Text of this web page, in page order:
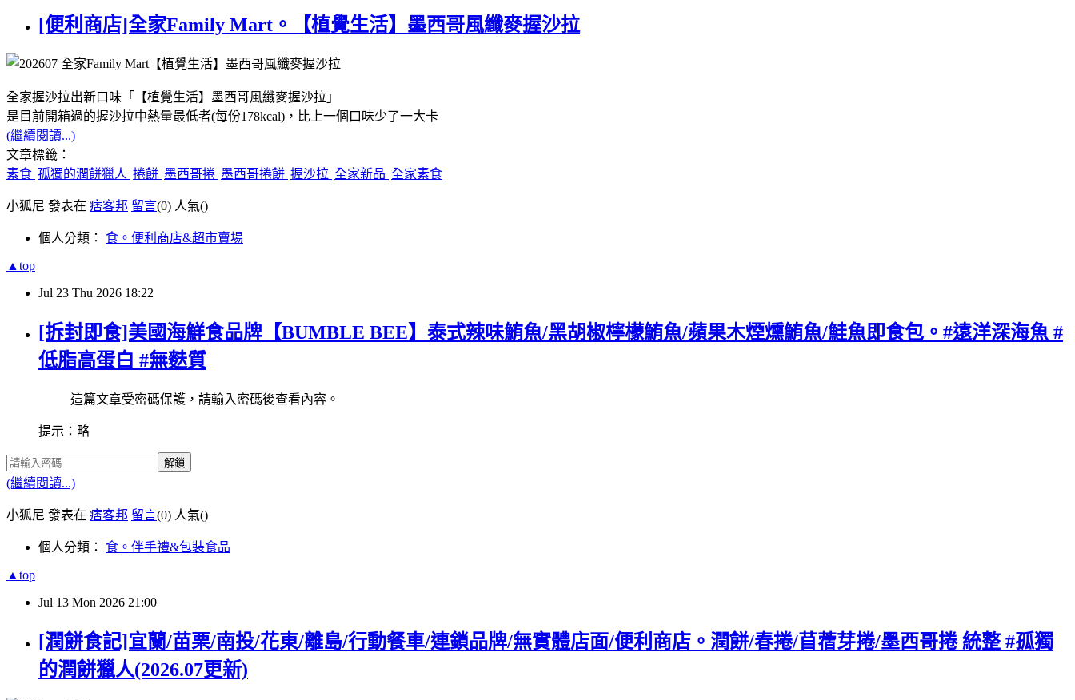
[便利商店]全家Family Mart。【植覺生活】墨西哥風纖麥握沙拉
全家握沙拉出新口味「【植覺生活】墨西哥風纖麥握沙拉」
是目前開箱過的握沙拉中熱量最低者(每份178kcal)，比上一個口味少了一大卡
(繼續閱讀...)
文章標籤：
素食 孤獨的潤餅獵人 捲餅 墨西哥捲 墨西哥捲餅 握沙拉 全家新品 全家素食
小狐尼 發表在 痞客邦 留言(0) 人氣()
個人分類： 食。便利商店&超市賣場
▲top
Jul 23 Thu 2026 18:22
[拆封即食]美國海鮮食品牌【BUMBLE BEE】泰式辣味鮪魚/黑胡椒檸檬鮪魚/蘋果木煙燻鮪魚/鮭魚即食包。#遠洋深海魚 #
低脂高蛋白 #無麩質
這篇文章受密碼保護，請輸入密碼後查看內容。
提示：略
解鎖
(繼續閱讀...)
小狐尼 發表在 痞客邦 留言(0) 人氣()
個人分類： 食。伴手禮&包裝食品
▲top
Jul 13 Mon 2026 21:00
[潤餅食記]宜蘭/苗栗/南投/花東/離島/行動餐車/連鎖品牌/無實體店面/便利商店。潤餅/春捲/苜蓿芽捲/墨西哥捲 統整 #孤獨
的潤餅獵人(2026.07更新)